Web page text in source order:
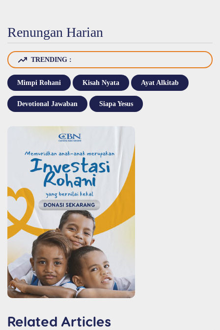
Renungan Harian
TRENDING :
Mimpi Rohani Kisah Nyata Ayat Alkitab
Devotional Jawaban Siapa Yesus
Related Articles